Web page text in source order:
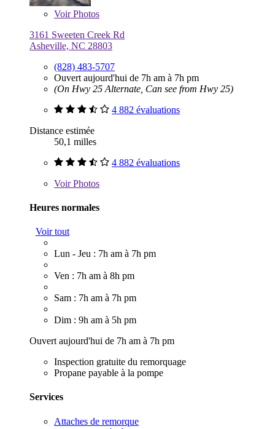
VoirPhotos
3161 Sweeten Creek Rd
Asheville, NC 28803
(828) 483-5707
Ouvert aujourd'hui de 7h am à 7h pm
(On Hwy 25 Alternate, Can see from Hwy 25)
4 882 évaluations
Distance estimée
50,1 milles
4 882 évaluations
VoirPhotos
Heures normales
Voir tout
Lun - Jeu : 7h am à 7h pm
Ven : 7h am à 8h pm
Sam : 7h am à 7h pm
Dim : 9h am à 5h pm
Ouvert aujourd'hui de 7h am à 7h pm
Inspection gratuite du remorquage
Propane payable à la pompe
Services
Attaches de remorque